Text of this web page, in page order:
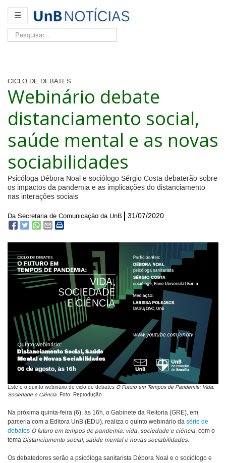
☰
Pesquisar...
CICLO DE DEBATES
Webinário debate
distanciamento social,
saúde mental e as novas
sociabilidades
Psicóloga Débora Noal e sociólogo Sérgio Costa debaterão sobre
os impactos da pandemia e as implicações do distanciamento
nas interações sociais
Da Secretaria de Comunicação da UnB 31/07/2020
Este é o quinto webinário do ciclo de debates O Futuro em Tempos de Pandemia: Vida,
Sociedade e Ciência. Foto: Reprodução
Na próxima quinta-feira (6), às 16h, o Gabinete da Reitoria (GRE), em
parceria com a Editora UnB (EDU), realiza o quinto webinário da série de
debates O futuro em tempos de pandemia: vida, sociedade e ciência, com o
tema Distanciamento social, saúde mental e novas sociabilidades.
Os debatedores serão a psicóloga sanitarista Débora Noal e o sociólogo e